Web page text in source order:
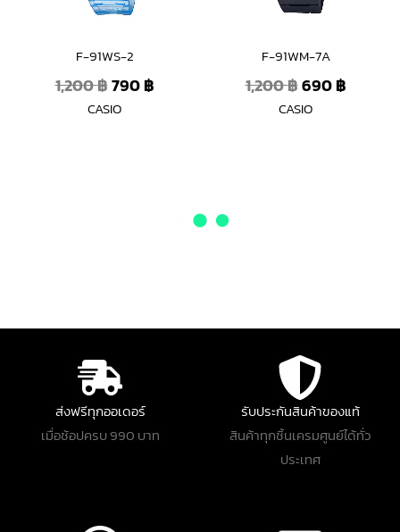
F-91WS-2
1,200฿790฿
CASIO
F-91WM-7A
1,200฿690฿
CASIO
ส่งฟรีทุกออเดอร์
เมื่อช้อปครบ 990 บาท
รับประกันสินค้าของแท้
สินค้าทุกชิ้นเครมศูนย์ได้ทั่ว
ประเทศ